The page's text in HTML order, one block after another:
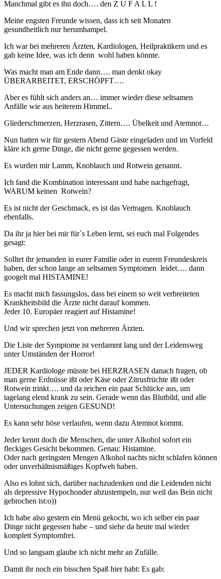
Manchmal gibt es ihn doch…. den Z U F A L L !
Meine engsten Freunde wissen, dass ich seit Monaten
gesundheitlich nur herumhampel.
Ich war bei mehreren Ärzten, Kardiologen, Heilpraktikern und es
gab keine Idee, was ich denn wohl haben könnte.
Was macht man am Ende dann…. man denkt okay
ÜBERARBEITET, ERSCHÖPFT….
Aber es fühlt sich anders an… immer wieder diese seltsamen
Anfälle wie aus heiterem Himmel..
Gliederschmerzen, Herzrasen, Zittern…. Übelkeit und Atemnot…
Nun hatten wir für gestern Abend Gäste eingeladen und im Vorfeld
kläre ich gerne Dinge, die nicht gerne gegessen werden.
Es wurden mir Lamm, Knoblauch und Rotwein genannt.
Ich fand die Kombination interessant und habe nachgefragt,
WARUM keinen Rotwein?
Es ist nicht der Geschmack, es ist das Vertragen. Knoblauch
ebenfalls.
Da ihr ja hier bei mir für´s Leben lernt, sei euch mal Folgendes
gesagt:
Solltet ihr jemanden in eurer Familie oder in eurem Freundeskreis
haben, der schon lange an seltsamen Symptomen leidet…. dann
googelt mal HISTAMINE!
Es macht mich fassungslos, dass bei einem so weit verbreiteten
Krankheitsbild die Ärzte nicht darauf kommen.
Jeder 10. Europäer reagiert auf Histamine!
Und wir sprechen jetzt von mehreren Ärzten.
Die Liste der Symptome ist verdammt lang und der Leidensweg
unter Umständen der Horror!
JEDER Kardiologe müsste bei HERZRASEN danach fragen, ob
man gerne Erdnüsse ißt oder Käse oder Zitrusfrüchte ißt oder
Rotwein trinkt…. und da reichen ein paar Schlücke aus, um
tagelang elend krank zu sein. Gerade wenn das Blutbild, und alle
Untersuchungen zeigen GESUND!
Es kann sehr böse verlaufen, wenn dazu Atemnot kommt.
Jeder kennt doch die Menschen, die unter Alkohol sofort ein
fleckiges Gesicht bekommen. Genau: Histamine.
Oder nach geringsten Mengen Alkohol nachts nicht schlafen können
oder unverhältnismäßiges Kopfweh haben.
Also es lohnt sich, darüber nachzudenken und die Leidenden nicht
als depressive Hypochonder abzustempeln, nur weil das Bein nicht
gebrochen ist:o))
Ich habe also gestern ein Menü gekocht, wo ich selber ein paar
Dinge nicht gegessen habe – und siehe da heute mal wieder
komplett Symptomfrei.
Und so langsam glaube ich nicht mehr an Zufälle.
Damit ihr noch ein bisschen Spaß hier habt: Es gab: